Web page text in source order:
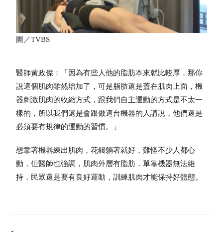
圖／TVBS
醫師黃政傑：「因為有些人他的脂肪本來就比較厚，那你
說這個肌肉雖然增加了，可是脂肪還是蓋在肌肉上面，機
器刺激肌肉的收縮方式，跟我們自主運動的方式是不太一
樣的，所以我們還是會跟做這台機器的人講說，他們還是
必須要有規律的運動的習慣。」
想靠著機器練出肌肉，花錢躺著就好，難怪不少人都心
動，但醫師也強調，肌肉外層有脂肪，單靠機器無法維
持，民眾還是要有良好運動，訓練肌肉才能保持好體態。